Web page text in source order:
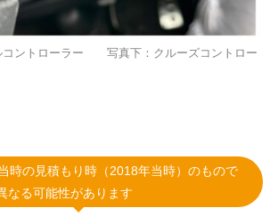
コントローラー 写真下：クルーズコントロー
時の見積もり時（2018年当時）のもので
なる可能性があります